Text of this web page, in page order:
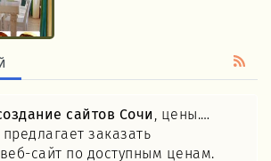
сайтов Сочи
, цены.…
заказать
сайт по доступным ценам.